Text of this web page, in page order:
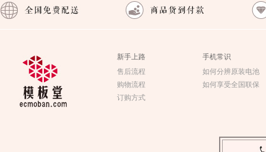
新手上路
售后流程
购物流程
订购方式
手机常识
如何分辨原装电池
如何享受全国联保